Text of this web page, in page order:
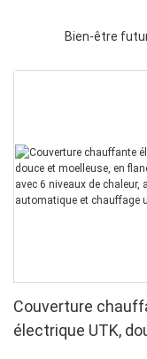
Bien-être
Couverture
électrique UTK,